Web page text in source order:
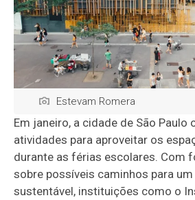
Estevam Romera
Em janeiro, a cidade de São Paulo
atividades para aproveitar os
durante as férias escolares. Com
sobre possíveis caminhos para
sustentável, instituições como o